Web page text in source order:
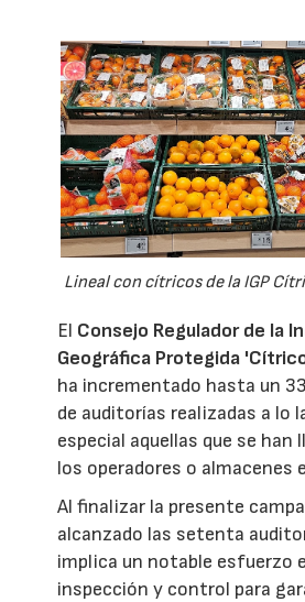
Lineal con cítricos de la IGP
El Consejo Regulador de la
Geográfica Protegida
ha incrementado hasta un
de auditorías realizadas a lo
especial aquellas que se han
los operadores o almacenes
Al finalizar la presente
alcanzado las setenta
implica un notable esfuerzo
inspección y control para